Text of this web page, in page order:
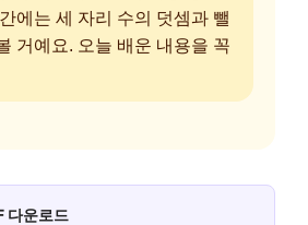
에는 세 자리 수의 덧셈과 뺄
거예요. 오늘 배운 내용을 꼭
다운로드